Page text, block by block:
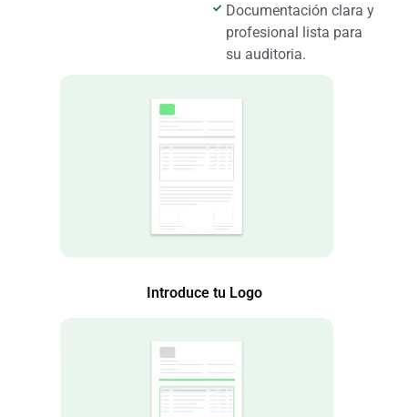
Documentación clara y
profesional lista para
su auditoria.
Introduce tu Logo